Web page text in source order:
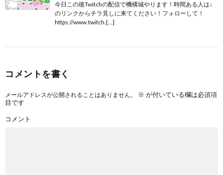
今日この後Twitchの配信で機構城やります！時間ある人は↓
のリンクからチラ見しに来てください！フォローして！
https://www.twitch.[…]
コメントを書く
メールアドレスが公開されることはありません。 ※ が付いている欄は必須項
目です
コメント